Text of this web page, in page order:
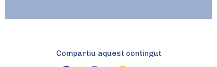
Compartiu aquest contingut